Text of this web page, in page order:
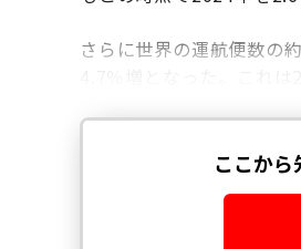
さらに世界の運航便数の